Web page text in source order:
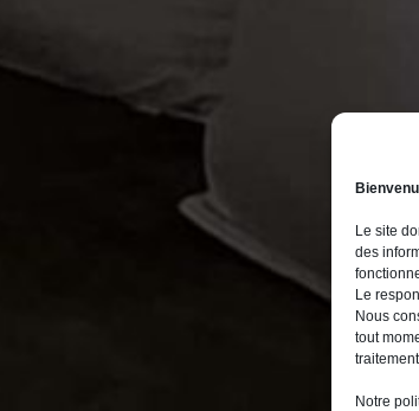
Le site
des
Le
Nous
tout
Notre